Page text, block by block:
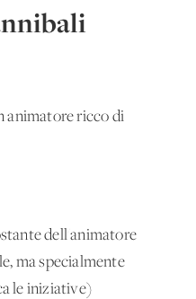
animatore ricco di
dell'animatore
ma specialmente
le iniziative)